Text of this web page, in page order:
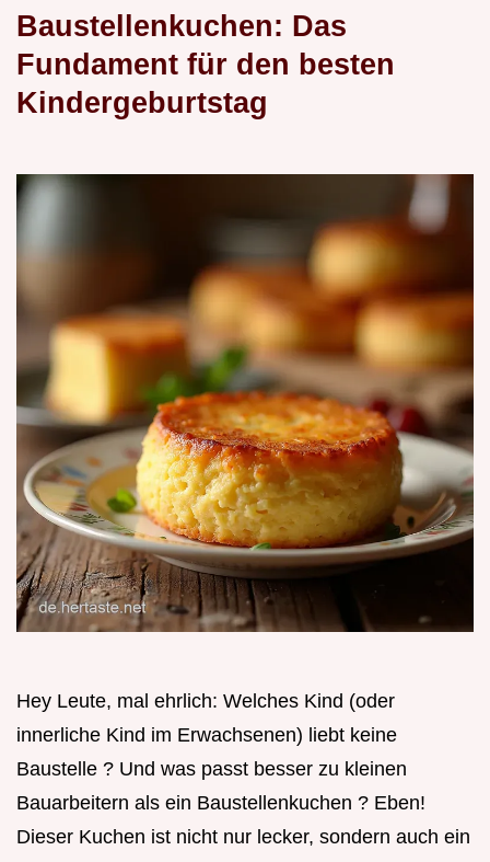
Baustellenkuchen: Das
Fundament für den besten
Kindergeburtstag
Hey Leute, mal ehrlich: Welches Kind (oder
innerliche Kind im Erwachsenen) liebt keine
Baustelle ? Und was passt besser zu kleinen
Bauarbeitern als ein Baustellenkuchen ? Eben!
Dieser Kuchen ist nicht nur lecker, sondern auch ein